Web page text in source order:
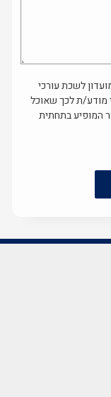
לשכת עורכי
מודע/ת לכך שאוכל
המופיע בתחתית